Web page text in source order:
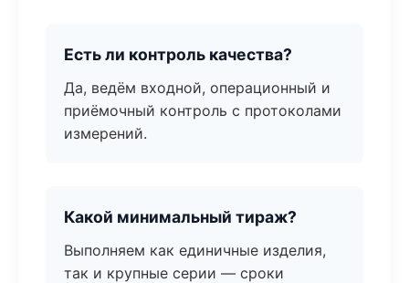
Есть ли контроль качества?
Да, ведём входной, операционный и
приёмочный контроль с протоколами
измерений.
Какой минимальный тираж?
Выполняем как единичные изделия,
так и крупные серии — сроки